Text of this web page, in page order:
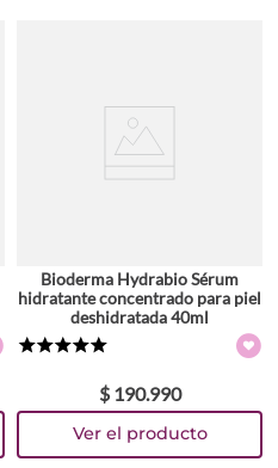
Bioderma Hydrabio Sérum
hidratante concentrado para piel
deshidratada 40ml
$ 190.990